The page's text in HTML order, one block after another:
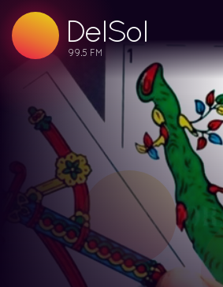
DelSol
99.5 FM
99.5 FM
99.5 FM